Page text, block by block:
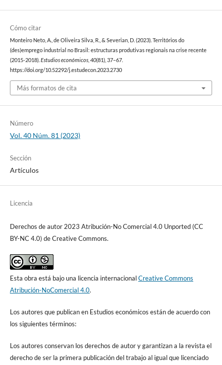
Cómo citar
Monteiro Neto, A., de Oliveira Silva, R., & Severian, D. (2023). Territórios do
(des)emprego industrial no Brasil: estructuras produtivas regionais na crise recente
(2015-2018).Estudios económicos,40(81), 37–67.
https://doi.org/10.52292/j.estudecon.2023.2730
Más formatos de cita
Número
Vol. 40 Núm. 81 (2023)
Sección
Artículos
Licencia
Derechos de autor 2023 Atribución-No Comercial 4.0 Unported (CC
BY-NC 4.0) de Creative Commons.
Esta obra está bajo una licencia internacionalCreative Commons
Atribución-NoComercial 4.0.
Los autores que publican en Estudios económicos están de acuerdo con
los siguientes términos:
Los autores conservan los derechos de autor y garantizan a la revista el
derecho de ser la primera publicación del trabajo al igual que licenciado